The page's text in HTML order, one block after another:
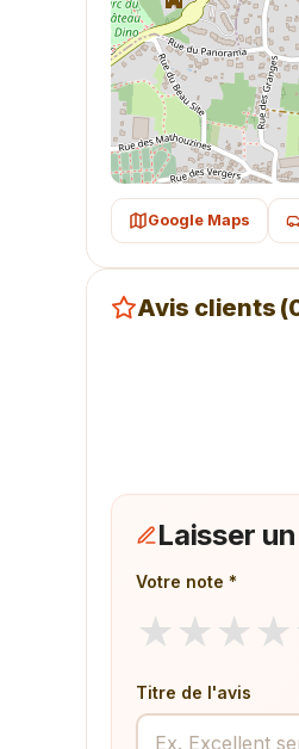
Google Maps
Avis clients
Laisser
Votre note *
★ ★ ★ ★
Titre de l'avis